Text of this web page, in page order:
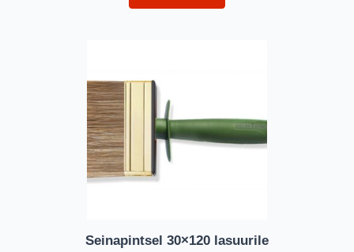
Seinapintsel 30×120 lasuurile